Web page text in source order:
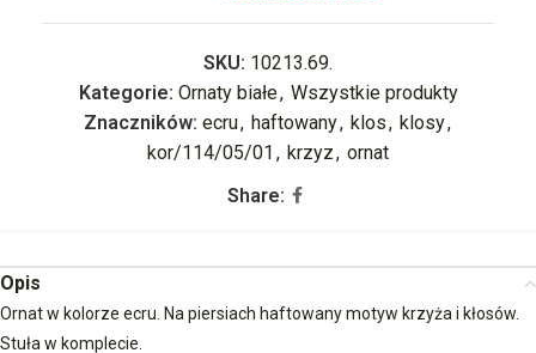
SKU: 10213.69.
Kategorie: Ornaty białe, Wszystkie produkty
Znaczników: ecru, haftowany, klos, klosy,
kor/114/05/01 , krzyz, ornat
Share:
Opis
Ornat w kolorze ecru. Na piersiach haftowany motyw krzyża i kłosów.
Stuła w komplecie.